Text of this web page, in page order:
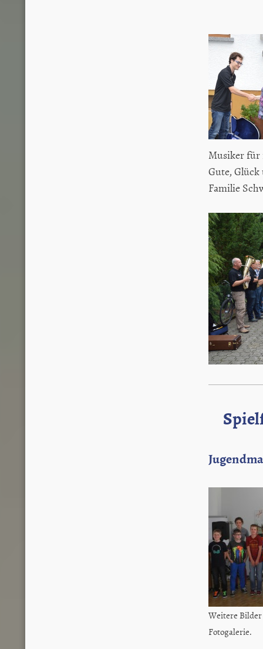
Musiker für
Gute,
Familie
Weitere
Fotogalerie.